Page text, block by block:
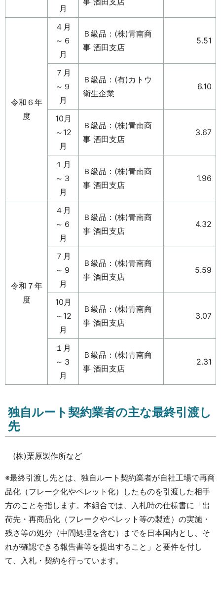
月
令和６年
度
４月
～６
月
Ｂ級品：(株)青南商
事 酒田支店
5.51
７月
～９
月
Ｂ級品：(有)カトウ
衛生企業
6.10
10月
～12
月
Ｂ級品：(株)青南商
事 酒田支店
3.67
１月
～３
月
Ｂ級品：(株)青南商
事 酒田支店
1.96
令和７年
度
４月
～６
月
Ｂ級品：(株)青南商
事 酒田支店
4.32
７月
～９
月
Ｂ級品：(株)青南商
事 酒田支店
5.59
10月
～12
月
Ｂ級品：(株)青南商
事 酒田支店
3.07
１月
～３
月
Ｂ級品：(株)青南商
事 酒田支店
2.31
独自ルート契約業者の主な最終引渡し
先
(株)栗原製作所など
※最終引渡し先とは、独自ルート契約業者が自社工場で再商
品化（フレーク化やペレット化）したものを引渡した相手
方のことを指します。本組合では、入札時の仕様書に「出
荷先・再商品化（フレークやペレット等の製造）の実施・
残さ等の処分（中間処理を含む）までを日本国内とし、そ
れが確認できる報告書等を提出すること」と要件を付し
て、入札・契約を行っています。